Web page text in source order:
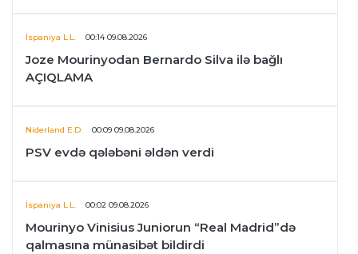
İspaniya L.L. 00:14 09.08.2026
Joze Mourinyodan Bernardo Silva ilə bağlı
AÇIQLAMA
Niderland E.D. 00:09 09.08.2026
PSV evdə qələbəni əldən verdi
İspaniya L.L. 00:02 09.08.2026
Mourinyo Vinisius Juniorun “Real Madrid”də
qalmasına münasibət bildirdi